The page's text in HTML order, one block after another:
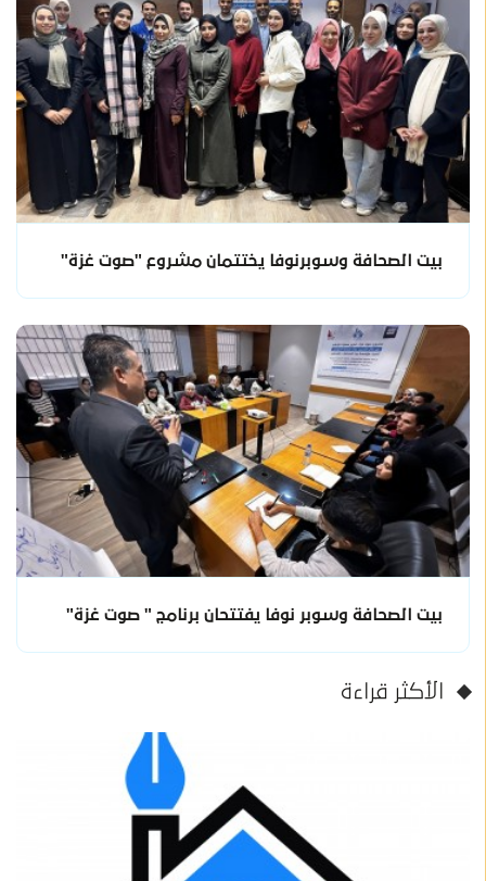
بيت الصحافة وسوبرنوفا يختتمان مشروع "صوت غزة"
بيت الصحافة وسوبر نوفا يفتتحان برنامج " صوت غزة"
الأكثر قراءة